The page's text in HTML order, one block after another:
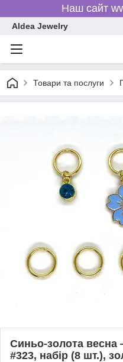
Наш сайт
Aldea Jewelry
Товари та послуги
Синьо-золота весна
#323, набір (8 шт.),